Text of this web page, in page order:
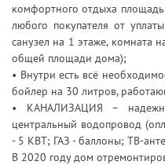
комфортного отдыха
любого покупателя от
санузел на 1 этаже, комната
общей площади дома);
• Внутри есть всё
бойлер на 30 литров,
• КАНАЛИЗАЦИЯ –
центральный водопровод
- 5 КВТ; ГАЗ - баллоны; ТВ-
В 2020 году дом